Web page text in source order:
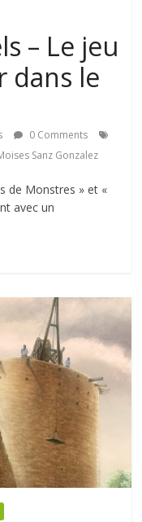
– Le jeu
dans le
0 Comments
Sanz Gonzalez
de Monstres » et «
avec un